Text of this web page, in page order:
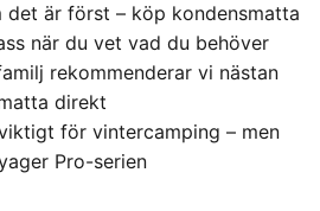
det är först – köp kondensmatta
när du vet vad du behöver
rekommenderar vi nästan
direkt
för vintercamping – men
Pro-serien